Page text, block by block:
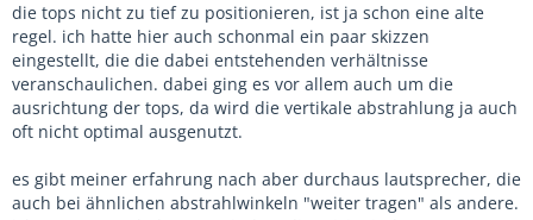
die tops nicht zu tief zu positionieren, ist ja schon eine alte
regel. ich hatte hier auch schonmal ein paar skizzen
eingestellt, die die dabei entstehenden verhältnisse
veranschaulichen. dabei ging es vor allem auch um die
ausrichtung der tops, da wird die vertikale abstrahlung ja auch
oft nicht optimal ausgenutzt.
es gibt meiner erfahrung nach aber durchaus lautsprecher, die
auch bei ähnlichen abstrahlwinkeln "weiter tragen" als andere.